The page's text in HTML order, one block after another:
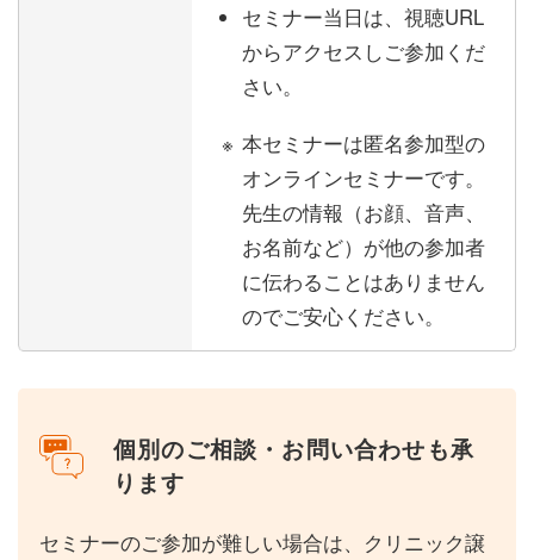
セミナー当日は、視聴URL
からアクセスしご参加くだ
さい。
本セミナーは匿名参加型の
オンラインセミナーです。
先生の情報（お顔、音声、
お名前など）が他の参加者
に伝わることはありません
のでご安心ください。
個別のご相談・お問い合わせも承
ります
セミナーのご参加が難しい場合は、クリニック譲